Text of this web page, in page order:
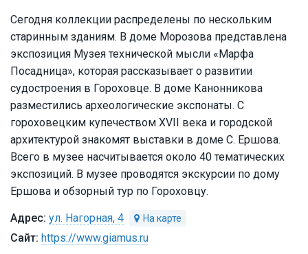
Сегодня коллекции распределены по нескольким
старинным зданиям. В доме Морозова представлена
экспозиция Музея технической мысли «Марфа
Посадница», которая рассказывает о развитии
судостроения в Гороховце. В доме Канонникова
разместились археологические экспонаты. С
гороховецким купечеством XVII века и городской
архитектурой знакомят выставки в доме С. Ершова.
Всего в музее насчитывается около 40 тематических
экспозиций. В музее проводятся экскурсии по дому
Ершова и обзорный тур по Гороховцу.
ул. Нагорная, 4
https://www.giamus.ru